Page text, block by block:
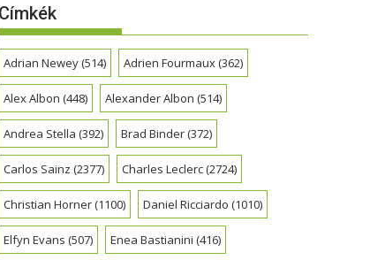
Címkék
Adrian Newey(514) Adrien Fourmaux(362)
Alex Albon (448) Alexander Albon (514)
Andrea Stella (392) Brad Binder(372)
Carlos Sainz (2377) Charles Leclerc(2724)
Christian Horner(1100) Daniel Ricciardo (1010)
Elfyn Evans (507) Enea Bastianini (416)